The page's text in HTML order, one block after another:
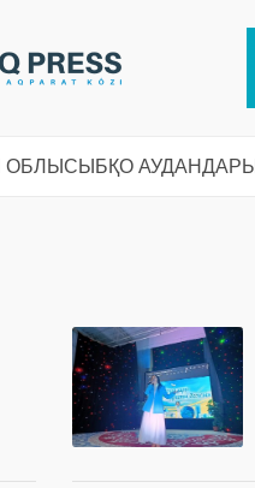
ОБЛЫСЫ БҚО АУДАНДАРЫ